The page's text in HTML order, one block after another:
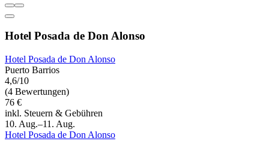
Hotel Posada de Don Alonso
Hotel Posada de Don Alonso
Puerto Barrios
4,6/10
(4 Bewertungen)
76 €
inkl. Steuern & Gebühren
10. Aug.–11. Aug.
Hotel Posada de Don Alonso